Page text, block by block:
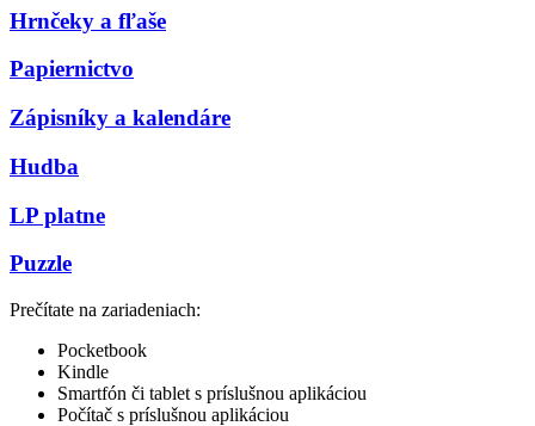
Hrnčeky a fľaše
Papiernictvo
Zápisníky a kalendáre
Hudba
LP platne
Puzzle
Prečítate na zariadeniach:
Pocketbook
Kindle
Smartfón či tablet s príslušnou aplikáciou
Počítač s príslušnou aplikáciou